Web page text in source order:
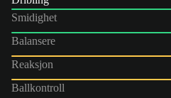
Smidighet
Balansere
Reaksjon
Ballkontroll